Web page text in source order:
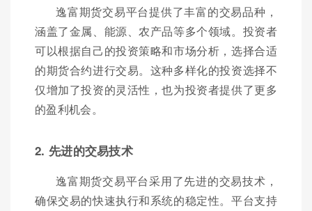
逸富期货交易平台提供了丰富的交易品种，
涵盖了金属、能源、农产品等多个领域。投资者
可以根据自己的投资策略和市场分析，选择合适
的期货合约进行交易。这种多样化的投资选择不
仅增加了投资的灵活性，也为投资者提供了更多
的盈利机会。
2. 先进的交易技术
逸富期货交易平台采用了先进的交易技术，
确保交易的快速执行和系统的稳定性。平台支持